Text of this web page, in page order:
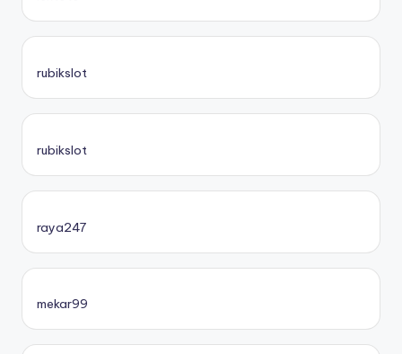
rubikslot
rubikslot
raya247
mekar99